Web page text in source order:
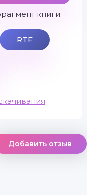
книги:
RTF
Добавить отзыв